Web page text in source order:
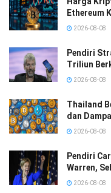
Ethereum
2026-08-08
Pendiri
Triliun
2026-08-08
Thailand
dan
2026-08-08
Pendiri
Warren,
2026-08-08